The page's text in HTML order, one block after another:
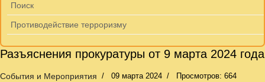
Поиск
Противодействие терроризму
Разъяснения прокуратуры от 9 марта 2024 года
События и Мероприятия 09 марта 2024 Просмотров: 664